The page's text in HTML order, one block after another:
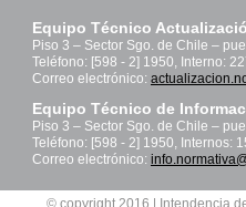
Equipo Técnico
Piso 3 – Sector Sgo. de Chile –
Teléfono: [598 - 2] 1950, Interno:
Correo electrónico:
Equipo Técnico de
Piso 3 – Sector Sgo. de Chile –
Teléfono: [598 - 2] 1950, Internos:
Correo electrónico: